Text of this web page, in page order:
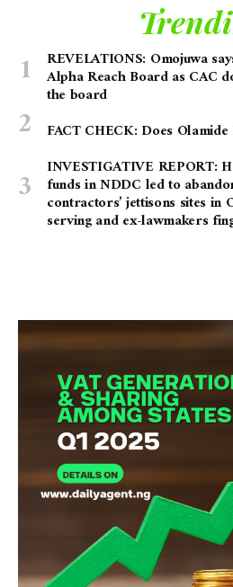
REVELATIONS: Omojuwa
Alpha Reach Board as CAC
the board
FACT CHECK: Does
INVESTIGATIVE REPORT:
funds in NDDC led to
contractors’ jettisons sites in
serving and ex-lawmakers